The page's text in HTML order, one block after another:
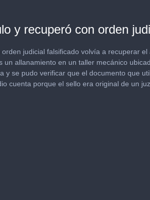
y recuperó con orden
judicial falsificado volvía a recuperar
un allanamiento en un taller mecánico
y se pudo verificar que el documento que
cuenta porque el sello era original de un